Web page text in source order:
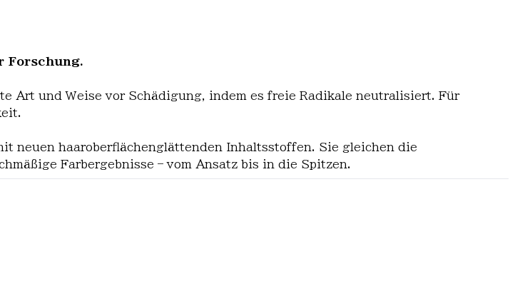
Forschung.
Art und Weise vor Schädigung, indem es freie Radikale neutralisiert. Für
neuen haaroberflächenglättenden Inhaltsstoffen. Sie gleichen die
Farbergebnisse – vom Ansatz bis in die Spitzen.